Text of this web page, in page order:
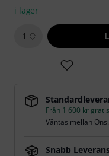
i lager
1
Från 1 600 kr gratis
Väntas mellan
Snabb